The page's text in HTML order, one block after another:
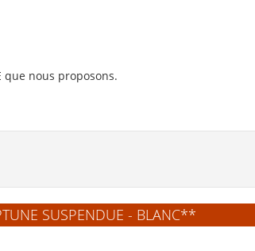
que nous proposons.
SUSPENDUE - BLANC**